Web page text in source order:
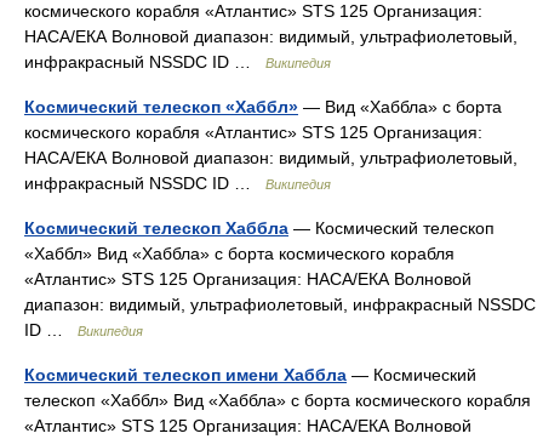
космического корабля «Атлантис» STS 125 Организация:
НАСА/ЕКА Волновой диапазон: видимый, ультрафиолетовый,
инфракрасный NSSDC ID …
Википедия
Космический телескоп «Хаббл» — Вид «Хаббла» с борта
космического корабля «Атлантис» STS 125 Организация:
НАСА/ЕКА Волновой диапазон: видимый, ультрафиолетовый,
инфракрасный NSSDC ID …
Википедия
Космический телескоп Хаббла — Космический телескоп
«Хаббл» Вид «Хаббла» с борта космического корабля
«Атлантис» STS 125 Организация: НАСА/ЕКА Волновой
диапазон: видимый, ультрафиолетовый, инфракрасный NSSDC
ID …
Википедия
Космический телескоп имени Хаббла — Космический
телескоп «Хаббл» Вид «Хаббла» с борта космического корабля
«Атлантис» STS 125 Организация: НАСА/ЕКА Волновой